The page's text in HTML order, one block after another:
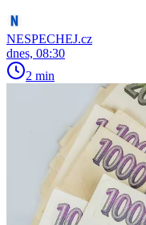
NESPECHEJ.cz
dnes, 08:30
2 min